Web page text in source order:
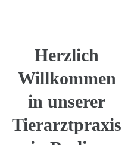
Herzlich
Willkommen
in unserer
Tierarztpraxis